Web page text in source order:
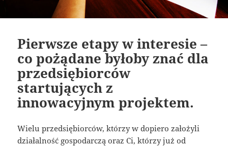
Pierwsze etapy w interesie –
co pożądane byłoby znać dla
przedsiębiorców
startujących z
innowacyjnym projektem.
Wielu przedsiębiorców, którzy w dopiero założyli
działalność gospodarczą oraz Ci, którzy już od